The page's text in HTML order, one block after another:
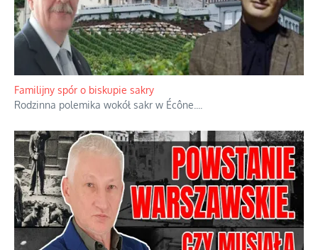
Ciemna strona podręcznikowych mitów historycznych
Historia jest doświadczeniem niepowtarzalnym i tłumaczenie,
że będziemy coś krytykować po to, żeby później znowu jakiegoś
powstania nie zrobili, jest...